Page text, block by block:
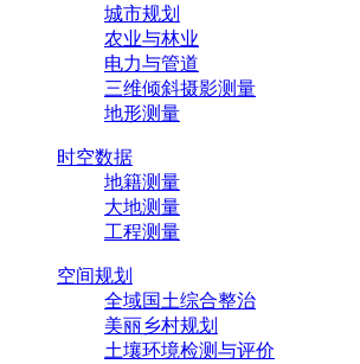
城市规划
农业与林业
电力与管道
三维倾斜摄影测量
地形测量
时空数据
地籍测量
大地测量
工程测量
空间规划
全域国土综合整治
美丽乡村规划
土壤环境检测与评价